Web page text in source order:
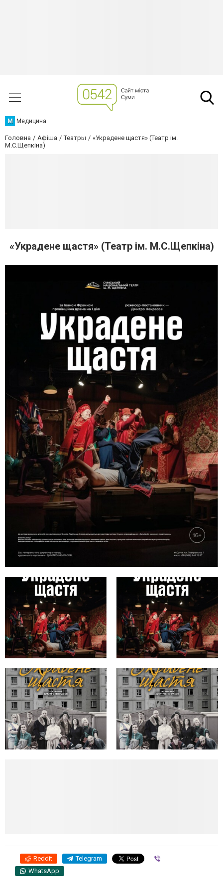
М Медицина
Головна Афіша Театры
«Украдене щастя» (Театр ім.
М.С.Щепкіна)
«Украдене щастя» (Театр ім. М.С.Щепкіна)
Reddit Telegram
WhatsApp